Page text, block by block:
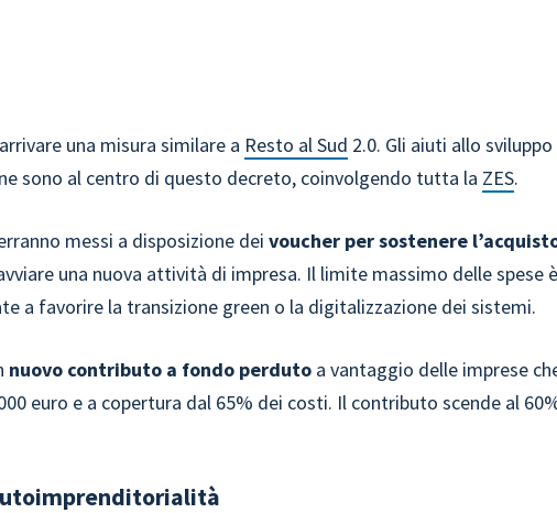
una misura similare a Resto al Sud 2.0. Gli aiuti allo sviluppo
sono al centro di questo decreto, coinvolgendo tutta la ZES.
messi a disposizione deivoucher per sostenere
una nuova attività di impresa. Il limite massimo delle spese è
a favorire la transizione green o la digitalizzazione dei sistemi.
nuovo contributo a fondo perduto a vantaggio delle imprese
euro e a copertura dal 65% dei costi. Il contributo scende al